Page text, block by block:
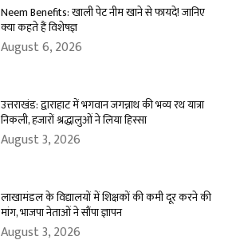
Neem Benefits: खाली पेट नीम खाने से फायदे! जानिए
क्या कहते हैं विशेषज्ञ
August 6, 2026
उत्तराखंड: द्वाराहाट में भगवान जगन्नाथ की भव्य रथ यात्रा
निकली, हजारों श्रद्धालुओं ने लिया हिस्सा
August 3, 2026
लाखामंडल के विद्यालयों में शिक्षकों की कमी दूर करने की
मांग, भाजपा नेताओं ने सौंपा ज्ञापन
August 3, 2026